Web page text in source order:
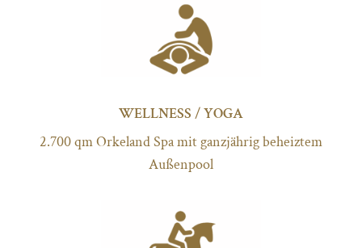
WELLNESS / YOGA
2.700 qm Orkeland Spa mit ganzjährig beheiztem
Außenpool